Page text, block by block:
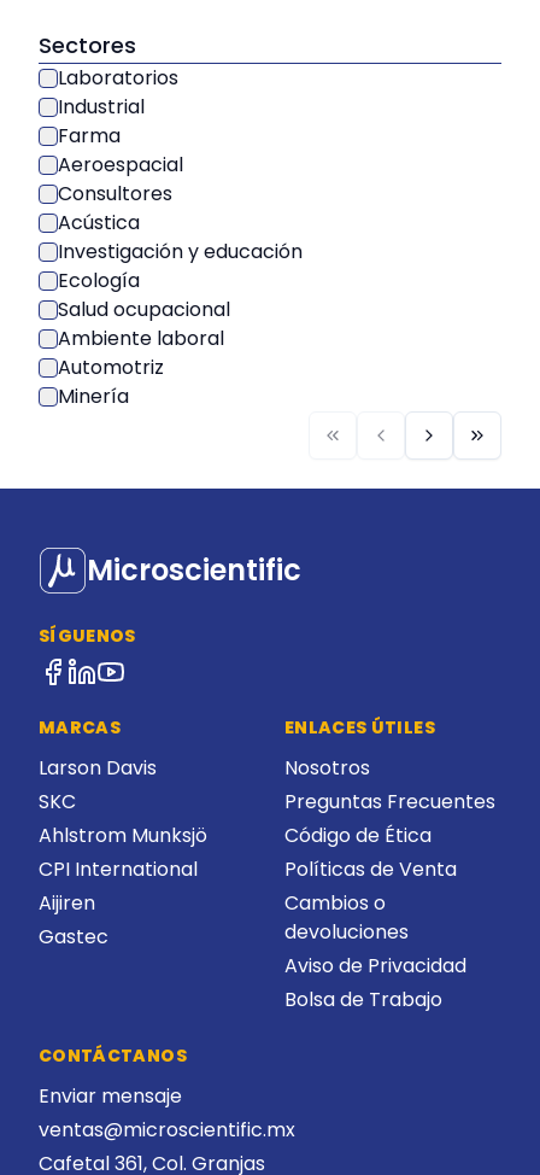
Sectores
Laboratorios
Industrial
Farma
Aeroespacial
Consultores
Acústica
Investigación y educación
Ecología
Salud ocupacional
Ambiente laboral
Automotriz
Minería
Microscientific
SÍGUENOS
MARCAS
Larson Davis
SKC
Ahlstrom Munksjö
CPI International
Aijiren
Gastec
ENLACES ÚTILES
Nosotros
Preguntas Frecuentes
Código de Ética
Políticas de Venta
Cambios o
devoluciones
Aviso de Privacidad
Bolsa de Trabajo
CONTÁCTANOS
Enviar mensaje
ventas@microscientific.mx
Cafetal 361, Col. Granjas